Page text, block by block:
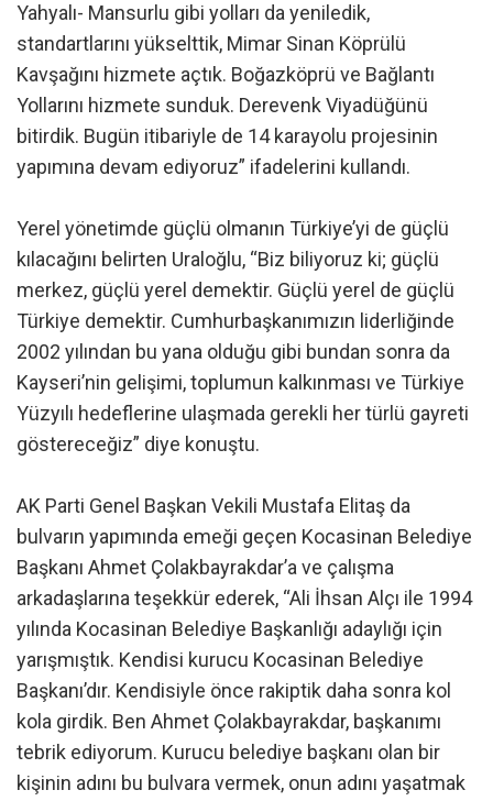
Yahyalı- Mansurlu gibi yolları da yeniledik,
standartlarını yükselttik, Mimar Sinan Köprülü
Kavşağını hizmete açtık. Boğazköprü ve Bağlantı
Yollarını hizmete sunduk. Derevenk Viyadüğünü
bitirdik. Bugün itibariyle de 14 karayolu projesinin
yapımına devam ediyoruz” ifadelerini kullandı.
Yerel yönetimde güçlü olmanın Türkiye’yi de güçlü
kılacağını belirten Uraloğlu, “Biz biliyoruz ki; güçlü
merkez, güçlü yerel demektir. Güçlü yerel de güçlü
Türkiye demektir. Cumhurbaşkanımızın liderliğinde
2002 yılından bu yana olduğu gibi bundan sonra da
Kayseri’nin gelişimi, toplumun kalkınması ve Türkiye
Yüzyılı hedeflerine ulaşmada gerekli her türlü gayreti
göstereceğiz” diye konuştu.
AK Parti Genel Başkan Vekili Mustafa Elitaş da
bulvarın yapımında emeği geçen Kocasinan Belediye
Başkanı Ahmet Çolakbayrakdar’a ve çalışma
arkadaşlarına teşekkür ederek, “Ali İhsan Alçı ile 1994
yılında Kocasinan Belediye Başkanlığı adaylığı için
yarışmıştık. Kendisi kurucu Kocasinan Belediye
Başkanı’dır. Kendisiyle önce rakiptik daha sonra kol
kola girdik. Ben Ahmet Çolakbayrakdar, başkanımı
tebrik ediyorum. Kurucu belediye başkanı olan bir
kişinin adını bu bulvara vermek, onun adını yaşatmak